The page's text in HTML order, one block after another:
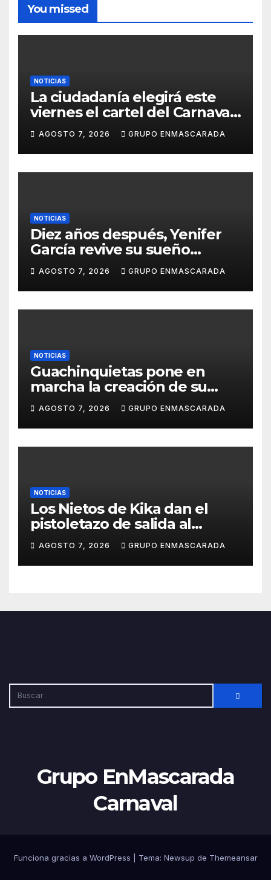
You missed
NOTICIAS
La ciudadanía elegirá este
viernes el cartel del Carnaval
de Las Palmas de Gran
Canaria 2027 en una gala
retransmitida por Televisión
Canaria
AGOSTO 7, 2026 GRUPO ENMASCARADA
NOTICIAS
Diez años después, Yenifer
García revive su sueño
carnavalero en el vídeo de
presentación de San Juan de
la Rambla para el Grand Prix
AGOSTO 7, 2026 GRUPO ENMASCARADA
NOTICIAS
Guachinquietas pone en
marcha la creación de su
repertorio para el Carnaval
2027
AGOSTO 7, 2026 GRUPO ENMASCARADA
NOTICIAS
Los Nietos de Kika dan el
pistoletazo de salida al
Carnaval 2027 con el inicio de
sus ensayos
AGOSTO 7, 2026 GRUPO ENMASCARADA
Grupo EnMascarada
Carnaval
Funciona gracias a WordPress Tema: Newsup de Themeansar